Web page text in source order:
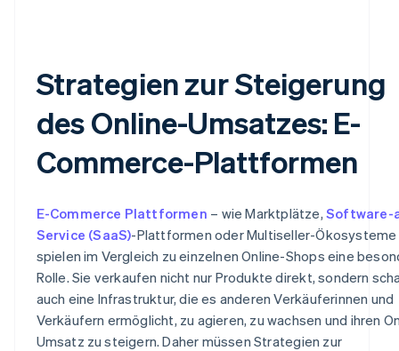
Strategien zur Steigerung
des Online-Umsatzes: E-
Commerce-Plattformen
E-Commerce Plattformen – wie Marktplätze, Software-
Service (SaaS)-Plattformen oder Multiseller-Ökosysteme
spielen im Vergleich zu einzelnen Online-Shops eine
Rolle. Sie verkaufen nicht nur Produkte direkt, sondern
auch eine Infrastruktur, die es anderen Verkäuferinnen und
Verkäufern ermöglicht, zu agieren, zu wachsen und ihren
Umsatz zu steigern. Daher müssen Strategien zur